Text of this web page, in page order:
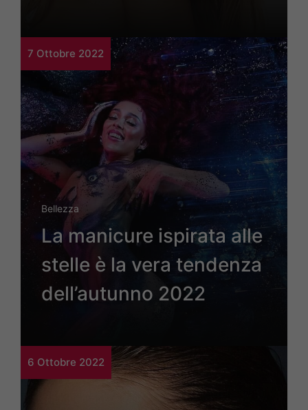
7 Ottobre 2022
Bellezza
La manicure ispirata alle
stelle è la vera tendenza
dell’autunno 2022
6 Ottobre 2022